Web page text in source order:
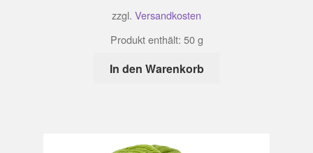
zzgl. Versandkosten
Produkt enthält: 50g
In den Warenkorb